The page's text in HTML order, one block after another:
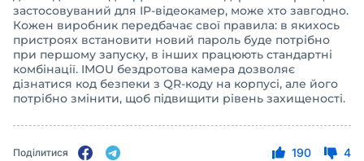
застосовуваний для IP-відеокамер, може хто завгодно.
Кожен виробник передбачає свої правила: в якихось
пристроях встановити новий пароль буде потрібно
при першому запуску, в інших працюють стандартні
комбінації. IMOU бездротова камера дозволяє
дізнатися код безпеки з QR-коду на корпусі, але його
потрібно змінити, щоб підвищити рівень захищеності.
Поділитися 190 4